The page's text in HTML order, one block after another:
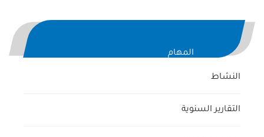
المهام
النشاط
التقارير السنوية